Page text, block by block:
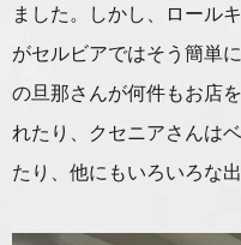
ました。しかし、ロール
がセルビアではそう簡単
の旦那さんが何件もお店
れたり、クセニアさんは
たり、他にもいろいろな